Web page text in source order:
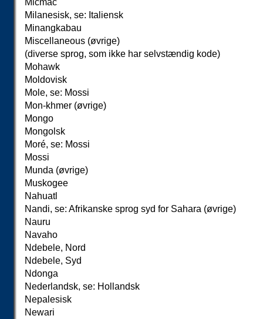
Micmac
Milanesisk, se: Italiensk
Minangkabau
Miscellaneous (øvrige)
(diverse sprog, som ikke har selvstændig kode)
Mohawk
Moldovisk
Mole, se: Mossi
Mon-khmer (øvrige)
Mongo
Mongolsk
Moré, se: Mossi
Mossi
Munda (øvrige)
Muskogee
Nahuatl
Nandi, se: Afrikanske sprog syd for Sahara (øvrige)
Nauru
Navaho
Ndebele, Nord
Ndebele, Syd
Ndonga
Nederlandsk, se: Hollandsk
Nepalesisk
Newari